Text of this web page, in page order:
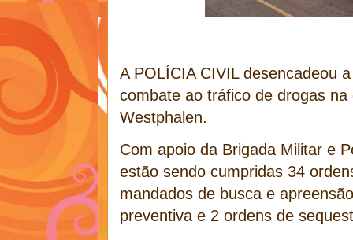
A POLÍCIA CIVIL desencadeou
combate ao tráfico de drogas na
Westphalen.
Com apoio da Brigada Militar e
estão sendo cumpridas 34
mandados de busca e
preventiva e 2 ordens de